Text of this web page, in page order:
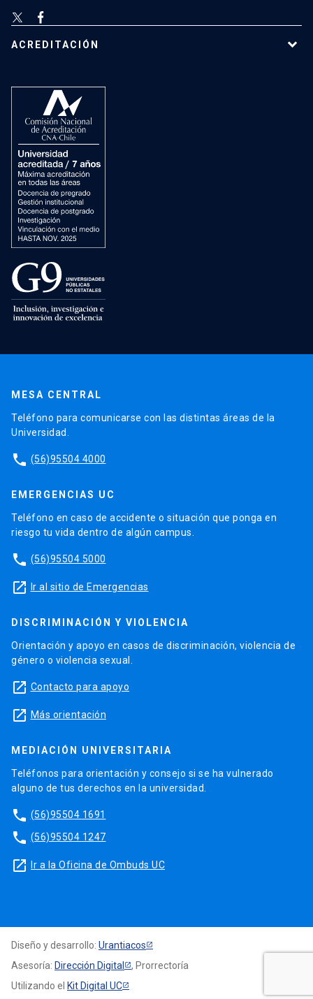
ACREDITACIÓN
MESA CENTRAL
Teléfono para comunicarse con las distintas áreas de la
Universidad.
phone (56)95504 4000
EMERGENCIAS UC
Teléfono en caso de accidente o situación que ponga en
riesgo tu vida dentro de algún campus.
phone (56)95504 5000
launch Ir al sitio de Emergencias
DISCRIMINACIÓN Y VIOLENCIA
Orientación y apoyo en casos de discriminación, violencia de
género o violencia sexual.
launch Contacto para apoyo
launch Más orientación
MEDIACIÓN UNIVERSITARIA
Teléfonos para orientación y consejo si se ha vulnerado
alguno de tus derechos en la universidad.
phone (56)95504 1691
phone (56)95504 1247
launch Ir a la Oficina de Ombuds UC
Diseño y desarrollo: Urantiacos
Asesoría: Dirección Digital
, Prorrectoría
Utilizando el Kit Digital UC